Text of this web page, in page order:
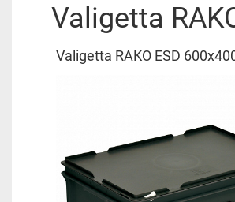
Valigetta
Valigetta RAKO ESD